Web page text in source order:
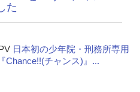
た
日本初の少年院・刑務所専用
Chance!!(チャンス)』...